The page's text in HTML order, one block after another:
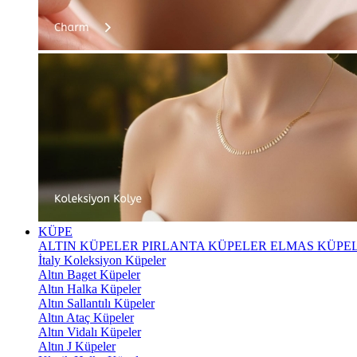
KÜPE
ALTIN KÜPELER PIRLANTA KÜPELER ELMAS
İtaly Koleksiyon Küpeler
Altın Baget Küpeler
Altın Halka Küpeler
Altın Sallantılı Küpeler
Altın Ataç Küpeler
Altın Vidalı Küpeler
Altın J Küpeler